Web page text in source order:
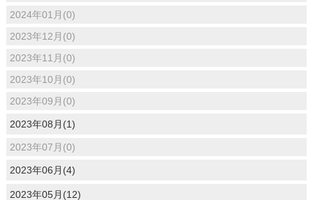
2024年01月(0)
2023年12月(0)
2023年11月(0)
2023年10月(0)
2023年09月(0)
2023年08月(1)
2023年07月(0)
2023年06月(4)
2023年05月(12)